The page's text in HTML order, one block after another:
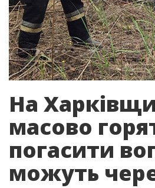
На
масово
погасити
можуть